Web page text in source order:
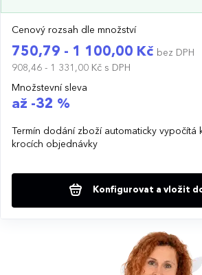
Cenový rozsah dle množství
750,79 - 1 100,00 Kč bez DPH
908,46 - 1 331,00 Kč s DPH
Množstevní sleva
až -32 %
Termín dodání zboží automaticky vypočítá
krocích objednávky
Konfigurovat a vložit